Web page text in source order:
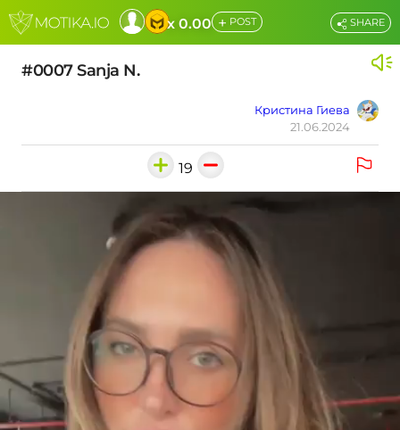
x 0.00 + POST
#0007 Sanja N.
Кристина Гиева
21.06.2024
SHARE
19